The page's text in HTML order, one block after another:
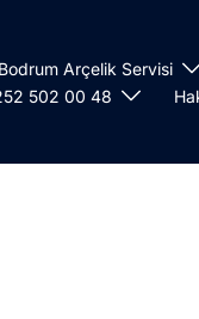
Bodrum Arçelik Servisi
502 00 48